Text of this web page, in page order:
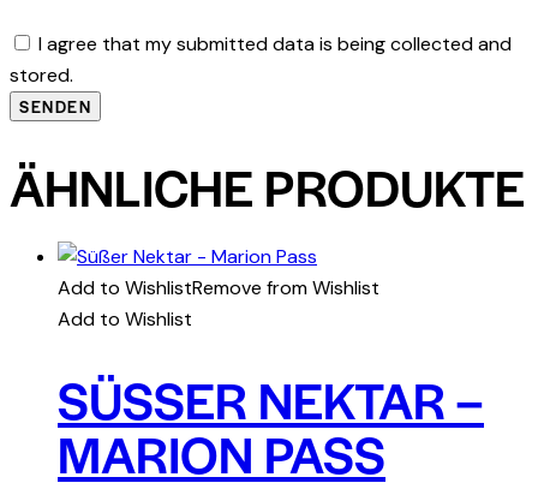
I agree that my submitted data is being collected and
stored.
ÄHNLICHE PRODUKTE
Add to WishlistRemove from Wishlist
Add to Wishlist
SÜSSER NEKTAR – M
ARION PASS